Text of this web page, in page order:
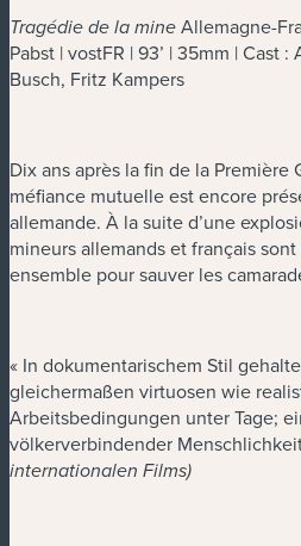
Tragédie de la mine Allemagne-
Pabst | vostFR | 93’ | 35mm | Cast
Busch, Fritz Kampers
Dix ans après la fin de la Première
méfiance mutuelle est encore
allemande. À la suite d’une
mineurs allemands et français
ensemble pour sauver les
« In dokumentarischem Stil
gleichermaßen virtuosen wie
Arbeitsbedingungen unter Tage;
völkerverbindender
internationalen Films)